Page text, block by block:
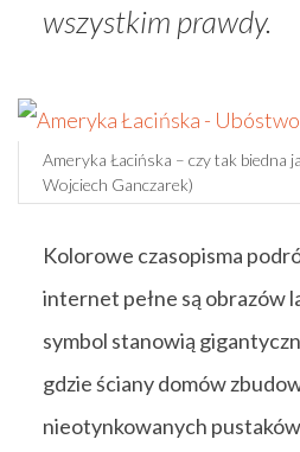
wszystkim prawdy.
Ameryka Łacińska – czy tak biedna
Wojciech Ganczarek)
Kolorowe czasopisma
internet pełne są obrazów
symbol stanowią
gdzie ściany domów
nieotynkowanych